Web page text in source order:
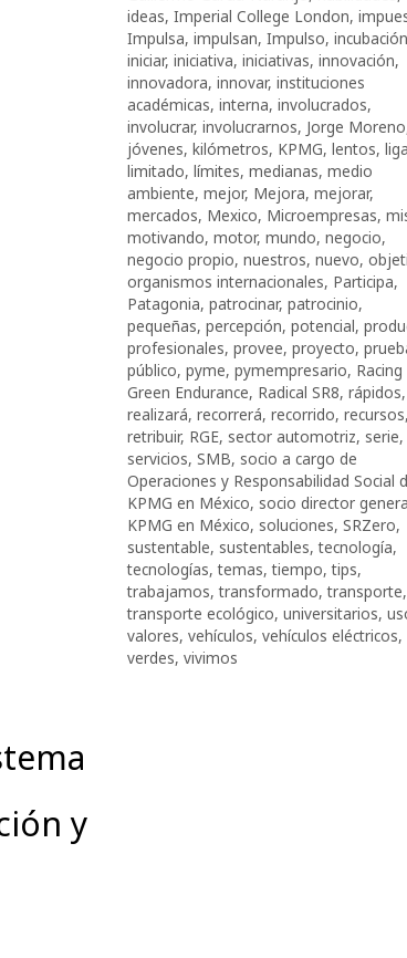
ideas, Imperial College London,
Impulsa, impulsan, Impulso, incubación
iniciar, iniciativa, iniciativas, innovación,
innovadora, innovar, instituciones
académicas, interna, involucrados,
involucrar, involucrarnos, Jorge Moreno
jóvenes, kilómetros, KPMG, lentos,
limitado, límites, medianas, medio
ambiente, mejor, Mejora, mejorar,
mercados, Mexico, Microempresas,
motivando, motor, mundo, negocio,
negocio propio, nuestros, nuevo,
organismos internacionales, Participa,
Patagonia, patrocinar, patrocinio,
pequeñas, percepción, potencial,
profesionales, provee, proyecto,
público, pyme, pymempresario, Racing
Green Endurance, Radical SR8, rápidos,
realizará, recorrerá, recorrido, recursos,
retribuir, RGE, sector automotriz, serie,
servicios, SMB, socio a cargo de
Operaciones y Responsabilidad Social
KPMG en México, socio director
KPMG en México, soluciones, SRZero,
sustentable, sustentables,tecnología,
tecnologías,temas,tiempo,tips,
trabajamos,transformado,transporte,
transporte ecológico, universitarios,
valores, vehículos, vehículos eléctricos,
verdes, vivimos
y